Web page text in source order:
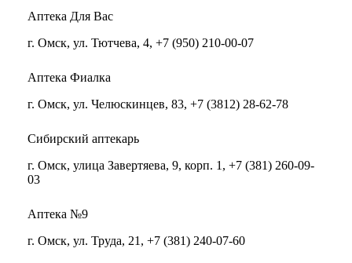
Аптека Для Вас
г. Омск, ул. Тютчева, 4, +7 (950) 210-00-07
Аптека Фиалка
г. Омск, ул. Челюскинцев, 83, +7 (3812) 28-62-78
Сибирский аптекарь
г. Омск, улица Завертяева, 9, корп. 1, +7 (381) 260-09-
03
Аптека №9
г. Омск, ул. Труда, 21, +7 (381) 240-07-60